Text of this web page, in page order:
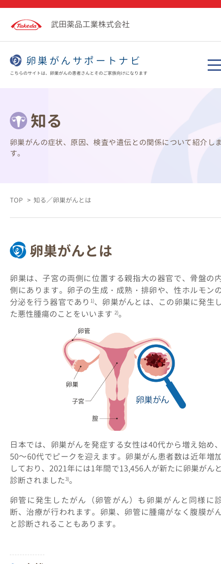
武田薬品工業株式会社
卵巣がんサポートナビ
こちらのサイトは、卵巣がんの患者さんとそのご家族向けになります
知る
卵巣がんの症状、原因、検査や遺伝との関係について紹介し
す。
TOP 知る／卵巣がんとは
卵巣がんとは
卵巣は、子宮の両側に位置する親指大の器官で、骨盤の
側にあります。卵子の生成・成熟・排卵や、性ホルモン
分泌を行う器官であり 1)、卵巣がんとは、この卵巣に発生
た悪性腫瘍のことをいいます 2)。
日本では、卵巣がんを発症する女性は40代から増え始め
50～60代でピークを迎えます。卵巣がん患者数は近年増
しており、2021年には1年間で13,456人が新たに卵巣がん
診断されました3)。
卵管に発生したがん（卵管がん）も卵巣がんと同様に
断、治療が行われます。卵巣、卵管に腫瘍がなく腹膜が
と診断されることもあります。